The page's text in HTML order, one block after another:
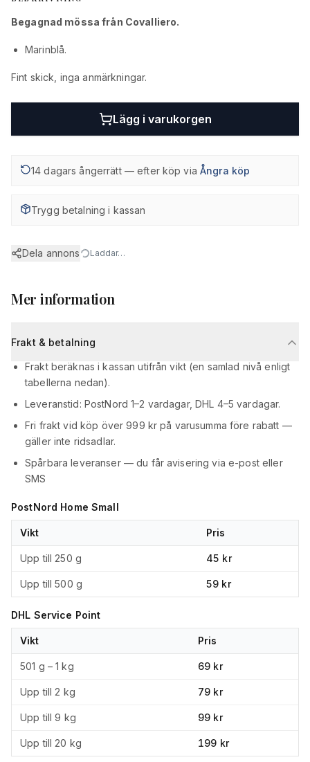
Begagnad mössa från Covalliero.
Marinblå.
Fint skick, inga anmärkningar.
Lägg i varukorgen
14 dagars ångerrätt — efter köp via Ångra köp
Trygg betalning i kassan
Dela annons Laddar…
Mer information
Frakt & betalning
Frakt beräknas i kassan utifrån vikt (en samlad nivå enligt
tabellerna nedan).
Leveranstid: PostNord 1–2 vardagar, DHL 4–5 vardagar.
Fri frakt vid köp över 999 kr på varusumma före rabatt —
gäller inte ridsadlar.
Spårbara leveranser — du får avisering via e-post eller
SMS
PostNord Home Small
Vikt Pris
Upp till 250 g 45 kr
Upp till 500 g 59 kr
DHL Service Point
Vikt Pris
501 g – 1 kg 69 kr
Upp till 2 kg 79 kr
Upp till 9 kg 99 kr
Upp till 20 kg 199 kr